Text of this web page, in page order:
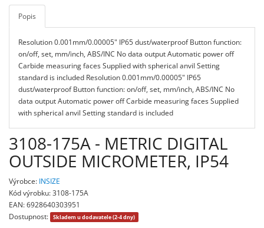
Popis
Resolution 0.001mm/0.00005" IP65 dust/waterproof Button function:
on/off, set, mm/inch, ABS/INC No data output Automatic power off
Carbide measuring faces Supplied with spherical anvil Setting
standard is included Resolution 0.001mm/0.00005" IP65
dust/waterproof Button function: on/off, set, mm/inch, ABS/INC No
data output Automatic power off Carbide measuring faces Supplied
with spherical anvil Setting standard is included
3108-175A - METRIC DIGITAL
OUTSIDE MICROMETER, IP54
Výrobce: INSIZE
Kód výrobku: 3108-175A
EAN: 6928640303951
Dostupnost:
Skladem u dodavatele (2-4 dny)